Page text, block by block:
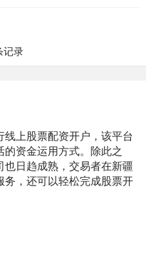
记录
上股票配资开户，该平台
资金运用方式。除此之
日趋成熟，交易者在新疆
，还可以轻松完成股票开